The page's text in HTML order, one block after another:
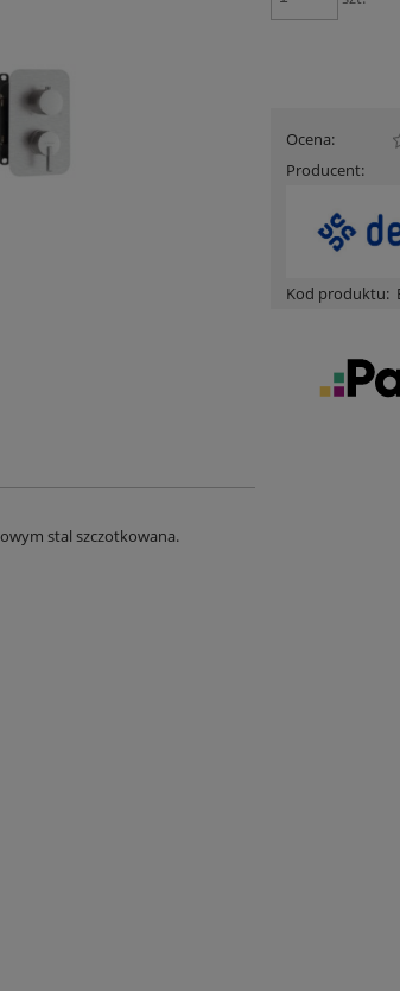
Ocena:
Producent:
Kod produktu:
stal szczotkowana.